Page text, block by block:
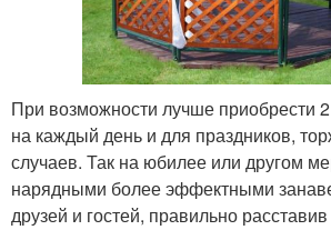
При возможности лучше приобрести
на каждый день и для праздников,
случаев. Так на юбилее или другом
нарядными более эффектными
друзей и гостей, правильно